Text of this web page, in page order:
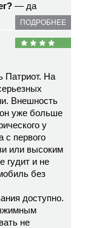
— да
ПОДРОБНЕЕ
Патриот. На
Внешность
уже больше
у
с первого
или высоким
гудит и не
без
доступно.
не